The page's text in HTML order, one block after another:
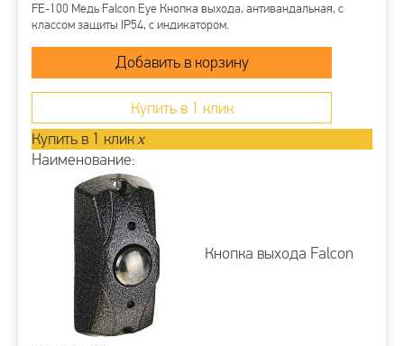
FE-100 Медь Falcon Eye Кнопка выхода, антивандальная, с
классом защиты IP54, с индикатором.
Купить в 1 клик
Купить в 1 клик x
Наименование:
Кнопка выхода Falcon